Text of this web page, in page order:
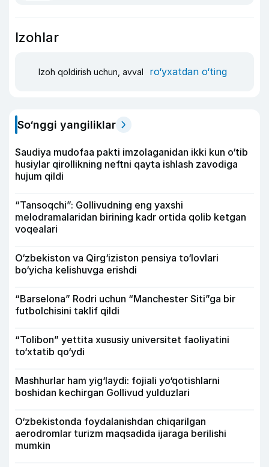
Izohlar
Izoh qoldirish uchun, avval ro‘yxatdan o‘ting
So‘nggi yangiliklar
Saudiya mudofaa pakti imzolaganidan ikki kun o‘tib
husiylar qirollikning neftni qayta ishlash zavodiga
hujum qildi
“Tansoqchi”: Gollivudning eng yaxshi
melodramalaridan birining kadr ortida qolib ketgan
voqealari
O‘zbekiston va Qirg‘iziston pensiya to‘lovlari
bo‘yicha kelishuvga erishdi
“Barselona” Rodri uchun “Manchester Siti”ga bir
futbolchisini taklif qildi
“Tolibon” yettita xususiy universitet faoliyatini
to‘xtatib qo‘ydi
Mashhurlar ham yig‘laydi: fojiali yo‘qotishlarni
boshidan kechirgan Gollivud yulduzlari
O‘zbekistonda foydalanishdan chiqarilgan
aerodromlar turizm maqsadida ijaraga berilishi
mumkin